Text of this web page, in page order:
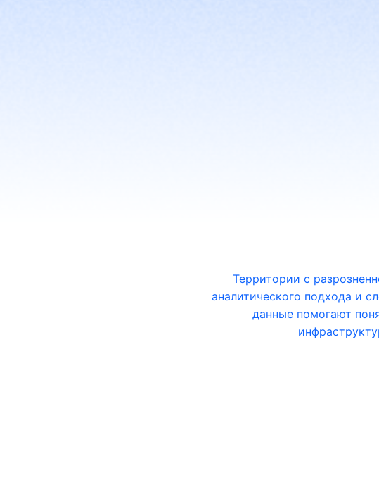
Территории с
аналитического подхода и
данные помогают